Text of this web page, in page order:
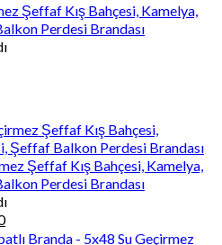
Şeffaf Kış Bahçesi, Kamelya,
Perdesi Brandası
Şeffaf Kış Bahçesi, Kamelya,
Perdesi Brandası
Şu
andaki